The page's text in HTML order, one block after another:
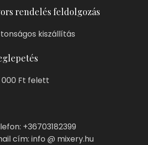
rendelés feldolgozás
kiszállítás
000 Ft felett
+36703182399
cím: info @ mixery.hu